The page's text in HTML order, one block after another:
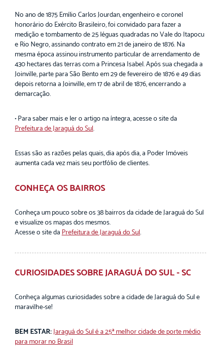
No ano de 1875 Emílio Carlos Jourdan, engenheiro e coronel
honorário do Exército Brasileiro, foi convidado para fazer a
medição e tombamento de 25 léguas quadradas no Vale do Itapocu
e Rio Negro, assinando contrato em 21 de janeiro de 1876. Na
mesma época assinou instrumento particular de arrendamento de
430 hectares das terras com a Princesa Isabel. Após sua chegada a
Joinville, parte para São Bento em 29 de fevereiro de 1876 e 49 dias
depois retorna a Joinville, em 17 de abril de 1876, encerrando a
demarcação.
• Para saber mais e ler o artigo na íntegra, acesse o site da
Prefeitura de Jaraguá do Sul.
Essas são as razões pelas quais, dia após dia, a Poder Imóveis
aumenta cada vez mais seu portfólio de clientes.
CONHEÇA OS BAIRROS
Conheça um pouco sobre os 38 bairros da cidade de Jaraguá do Sul
e visualize os mapas dos mesmos.
Acesse o site daPrefeitura de Jaraguá do Sul.
CURIOSIDADES SOBRE JARAGUÁ DO SUL - SC
Conheça algumas curiosidades sobre a cidade de Jaraguá do Sul e
maravilhe-se!
BEM ESTAR:Jaraguá do Sul é a 25ª melhor cidade de porte médio
para morar no Brasil